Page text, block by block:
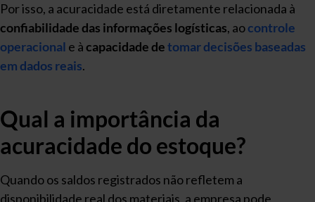
Por isso, a acuracidade está diretamente relacionada à
confiabilidade das informações logísticas, aocontrole
operacional e àcapacidade detomar decisões baseadas
em dados reais.
Qual a importância da
acuracidade do estoque?
Quando os saldos registrados não refletem a
disponibilidade real dos materiais, a empresa pode